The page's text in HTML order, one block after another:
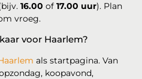
16.00 of17.00 uur). Plan
vroeg.
voor Haarlem?
als startpagina. Van
koopavond,